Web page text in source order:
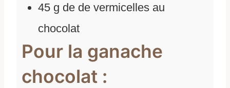
45 g de de vermicelles au
chocolat
Pour la ganache
chocolat :